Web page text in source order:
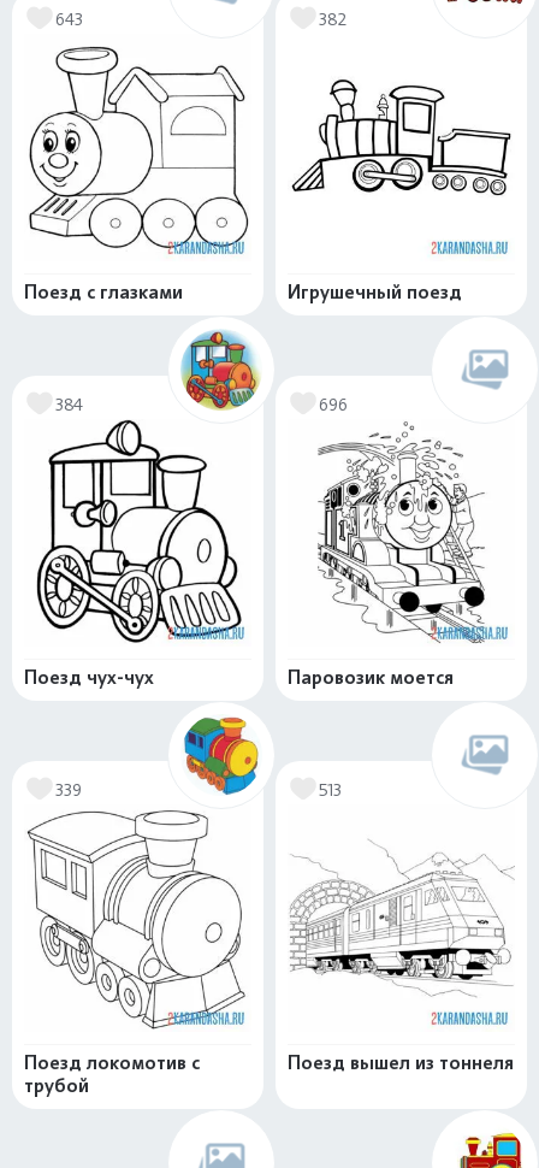
643
Поезд с глазками
382
Игрушечный поезд
384
Поезд чух-чух
696
Паровозик моется
339
Поезд локомотив с
трубой
513
Поезд вышел из тоннеля